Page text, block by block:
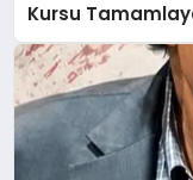
Kursu